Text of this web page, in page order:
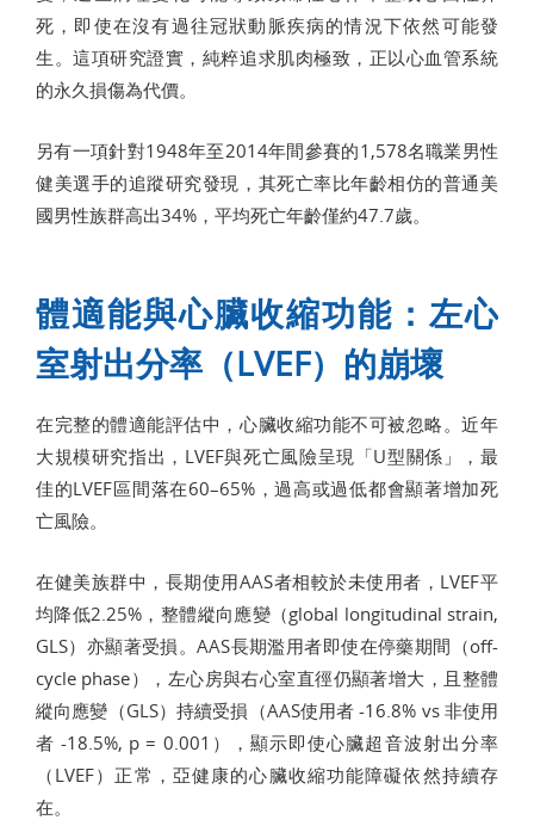
死，即使在沒有過往冠狀動脈疾病的情況下依然可能發
生。這項研究證實，純粹追求肌肉極致，正以心血管系統
的永久損傷為代價。
另有一項針對1948年至2014年間參賽的1,578名職業男性
健美選手的追蹤研究發現，其死亡率比年齡相仿的普通美
國男性族群高出34%，平均死亡年齡僅約47.7歲。
體適能與心臟收縮功能：左心
室射出分率（LVEF）的崩壞
在完整的體適能評估中，心臟收縮功能不可被忽略。近年
大規模研究指出，LVEF與死亡風險呈現「U型關係」，最
佳的LVEF區間落在60–65%，過高或過低都會顯著增加死
亡風險。
在健美族群中，長期使用AAS者相較於未使用者，LVEF平
均降低2.25%，整體縱向應變（global longitudinal strain,
GLS）亦顯著受損。AAS長期濫用者即使在停藥期間（off-
cycle phase），左心房與右心室直徑仍顯著增大，且整體
縱向應變（GLS）持續受損（AAS使用者 -16.8% vs 非使用
者 -18.5%, p = 0.001），顯示即使心臟超音波射出分率
（LVEF）正常，亞健康的心臟收縮功能障礙依然持續存
在。